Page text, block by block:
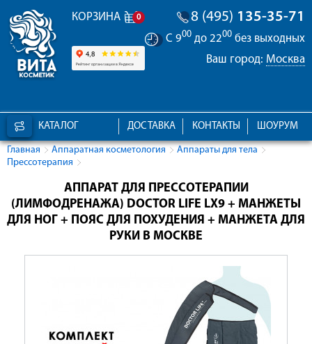
КОРЗИНА 0 8 (495) 135-35-71
С 900 до 2200 без выходных
Ваш город: Москва
КАТАЛОГ ШОУРУМ
КОНТАКТЫ
ДОСТАВКА
Главная Аппаратная косметология
Аппараты для тела
Прессотерапия
АППАРАТ ДЛЯ ПРЕССОТЕРАПИИ
(ЛИМФОДРЕНАЖА) DOCTOR LIFE LX9 + МАНЖЕТЫ
ДЛЯ НОГ + ПОЯС ДЛЯ ПОХУДЕНИЯ + МАНЖЕТА ДЛЯ
РУКИ В МОСКВЕ